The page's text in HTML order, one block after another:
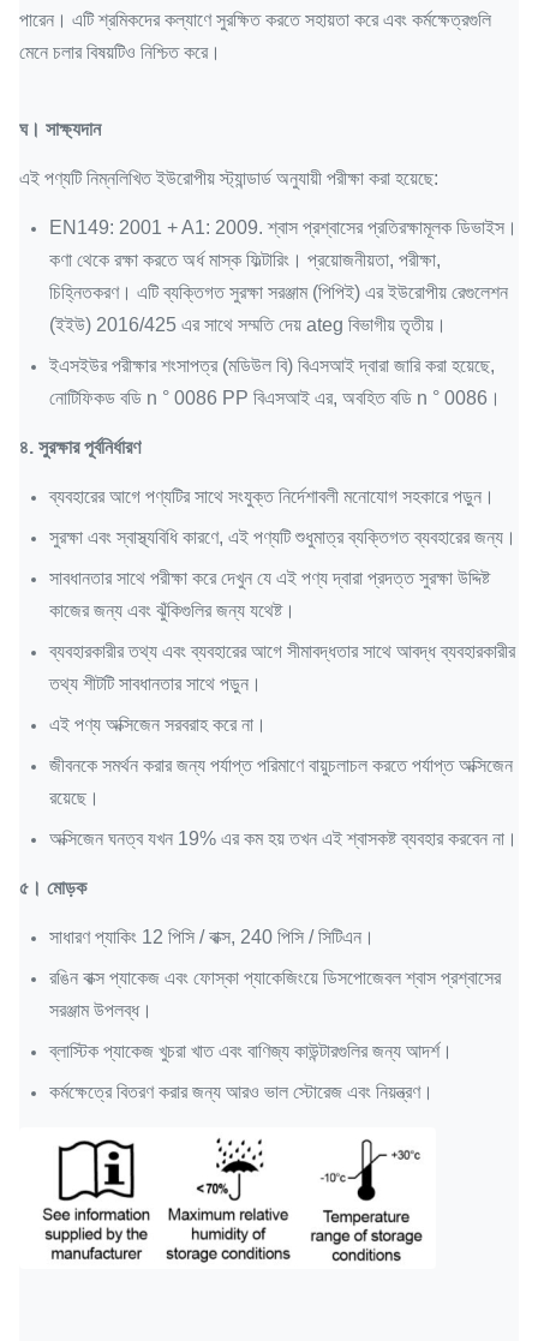
পারেন। এটি শ্রমিকদের কল্যাণে সুরক্ষিত করতে সহায়তা করে এবং কর্মক্ষেত্রগুলি
মেনে চলার বিষয়টিও নিশ্চিত করে।
ঘ। সাক্ষ্যদান
এই পণ্যটি নিম্নলিখিত ইউরোপীয় স্ট্যান্ডার্ড অনুযায়ী পরীক্ষা করা হয়েছে:
EN149: 2001 + A1: 2009. শ্বাস প্রশ্বাসের প্রতিরক্ষামূলক ডিভাইস।
কণা থেকে রক্ষা করতে অর্ধ মাস্ক ফিল্টারিং। প্রয়োজনীয়তা, পরীক্ষা,
চিহ্নিতকরণ। এটি ব্যক্তিগত সুরক্ষা সরঞ্জাম (পিপিই) এর ইউরোপীয় রেগুলেশন
(ইইউ) 2016/425 এর সাথে সম্মতি দেয় ateg বিভাগীয় তৃতীয়।
ইএসইউর পরীক্ষার শংসাপত্র (মডিউল বি) বিএসআই দ্বারা জারি করা হয়েছে,
নোটিফিকড বডি n ° 0086 PP বিএসআই এর, অবহিত বডি n ° 0086।
৪. সুরক্ষার পূর্বনির্ধারণ
ব্যবহারের আগে পণ্যটির সাথে সংযুক্ত নির্দেশাবলী মনোযোগ সহকারে পড়ুন।
সুরক্ষা এবং স্বাস্থ্যবিধি কারণে, এই পণ্যটি শুধুমাত্র ব্যক্তিগত ব্যবহারের জন্য।
সাবধানতার সাথে পরীক্ষা করে দেখুন যে এই পণ্য দ্বারা প্রদত্ত সুরক্ষা উদ্দিষ্ট
কাজের জন্য এবং ঝুঁকিগুলির জন্য যথেষ্ট।
ব্যবহারকারীর তথ্য এবং ব্যবহারের আগে সীমাবদ্ধতার সাথে আবদ্ধ ব্যবহারকারীর
তথ্য শীটটি সাবধানতার সাথে পড়ুন।
এই পণ্য অক্সিজেন সরবরাহ করে না।
জীবনকে সমর্থন করার জন্য পর্যাপ্ত পরিমাণে বায়ুচলাচল করতে পর্যাপ্ত অক্সিজেন
রয়েছে।
অক্সিজেন ঘনত্ব যখন 19% এর কম হয় তখন এই শ্বাসকষ্ট ব্যবহার করবেন না।
৫। মোড়ক
সাধারণ প্যাকিং 12 পিসি / বাক্স, 240 পিসি / সিটিএন।
রঙিন বাক্স প্যাকেজ এবং ফোস্কা প্যাকেজিংয়ে ডিসপোজেবল শ্বাস প্রশ্বাসের
সরঞ্জাম উপলব্ধ।
ব্লাস্টিক প্যাকেজ খুচরা খাত এবং বাণিজ্য কাউন্টারগুলির জন্য আদর্শ।
কর্মক্ষেত্রে বিতরণ করার জন্য আরও ভাল স্টোরেজ এবং নিয়ন্ত্রণ।